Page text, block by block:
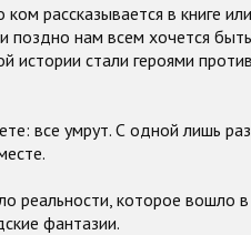
рассказывается в книге
поздно нам всем хочется
истории стали героями
все умрут. С одной лишь
реальности, которое вошло
фантазии.